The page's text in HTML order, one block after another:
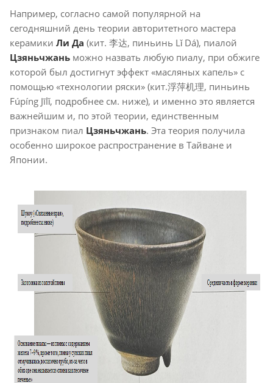
Например, согласно самой популярной на
сегодняшний день теории авторитетного мастера
керамики Ли Да (кит. 李达, пиньинь Lǐ Dá), пиалой
Цзяньчжань можно назвать любую пиалу, при обжиге
которой был достигнут эффект «масляных капель» с
помощью «технологии ряски» (кит.浮萍机理, пиньинь
Fúpíng Jīlǐ, подробнее см. ниже), и именно это является
важнейшим и, по этой теории, единственным
признаком пиал Цзяньчжань. Эта теория получила
особенно широкое распространение в Тайване и
Японии.